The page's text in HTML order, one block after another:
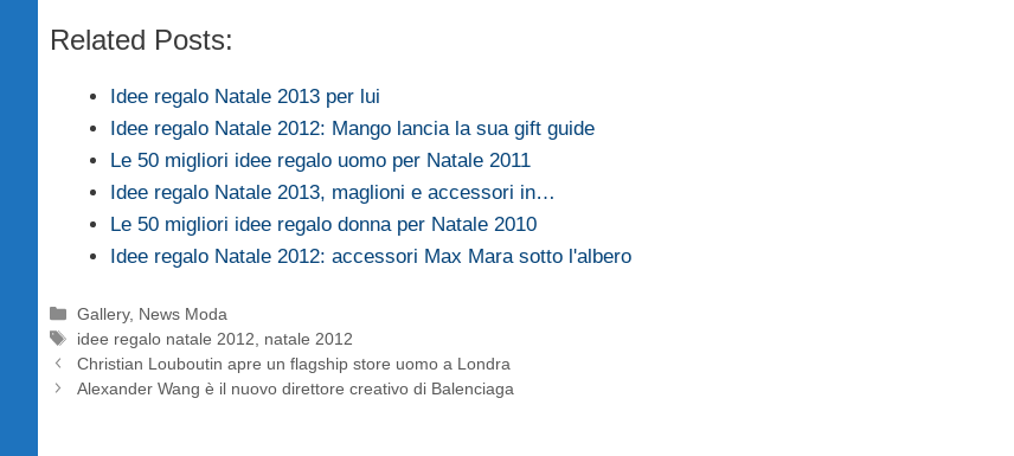
Related Posts:
Idee regalo Natale 2013 per lui
Idee regalo Natale 2012: Mango lancia la sua gift guide
Le 50 migliori idee regalo uomo per Natale 2011
Idee regalo Natale 2013, maglioni e accessori in…
Le 50 migliori idee regalo donna per Natale 2010
Idee regalo Natale 2012: accessori Max Mara sotto l'albero
Categorie
Gallery, News Moda
Tag
idee regalo natale 2012
natale 2012
Christian Louboutin apre un flagship store uomo a Londra
Alexander Wang è il nuovo direttore creativo di Balenciaga